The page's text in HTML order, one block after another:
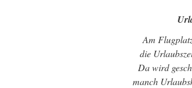
Am
die
Da wird
manch